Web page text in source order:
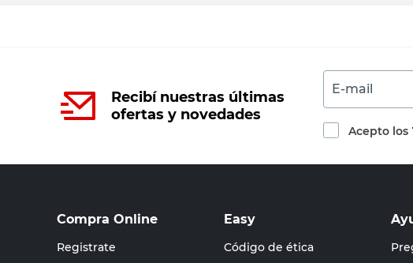
Recibí nuestras últimas
ofertas y novedades
E-mail
Acepto los
Compra Online
Registrate
Easy
Código de ética